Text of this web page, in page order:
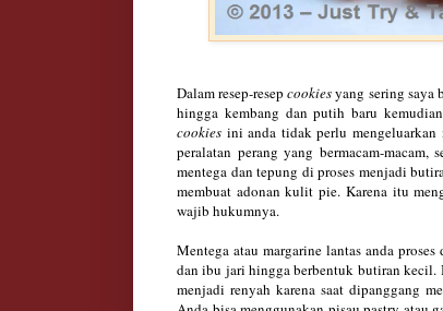
Dalam resep-resepcookiesyang sering saya
hingga kembang dan putih baru
cookies ini anda tidak perlu mengeluarkan
peralatan perang yang bermacam-
mentega dan tepung di proses menjadi
membuat adonan kulit pie. Karena itu
wajib hukumnya.
Mentega atau margarine lantas anda
dan ibu jari hingga berbentuk butiran kecil.
menjadi renyah karena saat dipanggang